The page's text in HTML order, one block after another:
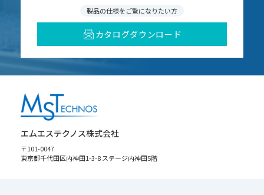
製品の仕様をご覧になりたい方
カタログダウンロード
エムエステクノス株式会社
〒101-0047
東京都千代田区内神田1-3-8 ステージ内神田5階